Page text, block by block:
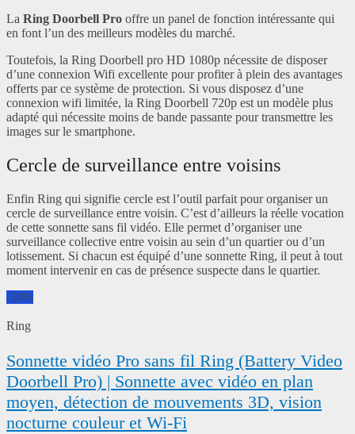
La Ring Doorbell Pro offre un panel de fonction intéressante qui
en font l’un des meilleurs modèles du marché.
Toutefois, la Ring Doorbell pro HD 1080p nécessite de disposer
d’une connexion Wifi excellente pour profiter à plein des avantages
offerts par ce système de protection. Si vous disposez d’une
connexion wifi limitée, la Ring Doorbell 720p est un modèle plus
adapté qui nécessite moins de bande passante pour transmettre les
images sur le smartphone.
Cercle de surveillance entre voisins
Enfin Ring qui signifie cercle est l’outil parfait pour organiser un
cercle de surveillance entre voisin. C’est d’ailleurs la réelle vocation
de cette sonnette sans fil vidéo. Elle permet d’organiser une
surveillance collective entre voisin au sein d’un quartier ou d’un
lotissement. Si chacun est équipé d’une sonnette Ring, il peut à tout
moment intervenir en cas de présence suspecte dans le quartier.
-50%
Ring
Sonnette vidéo Pro sans fil Ring (Battery Video
Doorbell Pro) | Sonnette avec vidéo en plan
moyen, détection de mouvements 3D, vision
nocturne couleur et Wi-Fi